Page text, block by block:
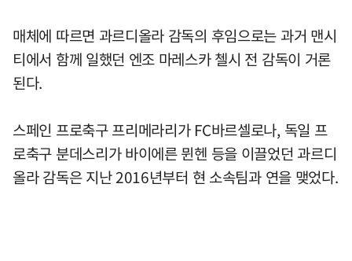
매체에 따르면 과르디올라 감독의 후임으로는 과거 맨시
티에서 함께 일했던 엔조 마레스카 첼시 전 감독이 거론
된다.
스페인 프로축구 프리메라리가 FC바르셀로나, 독일 프
로축구 분데스리가 바이에른 뮌헨 등을 이끌었던 과르디
올라 감독은 지난 2016년부터 현 소속팀과 연을 맺었다.